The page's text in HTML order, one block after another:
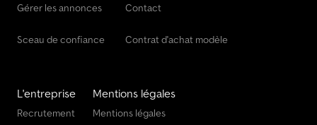
Gérer les annonces
Sceau de confiance
Contact
Contrat d'achat modèle
L'entreprise
Recrutement
Mentions légales
Mentions légales